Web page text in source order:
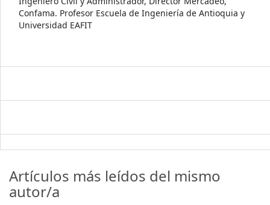
Confama. Profesor Escuela de Ingeniería de Antioquia y
Universidad EAFIT
Artículos más leídos del mismo
autor/a